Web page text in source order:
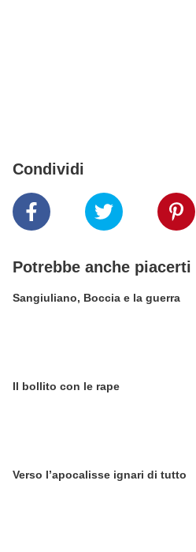
Condividi
Potrebbe anche piacerti
Sangiuliano, Boccia e la guerra
Il bollito con le rape
Verso l’apocalisse ignari di tutto